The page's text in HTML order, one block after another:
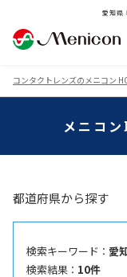
愛知県
コンタクトレンズのメニコン
メニコ
都道府県から探す
検索キーワード ： 愛
検索結果 ： 10件